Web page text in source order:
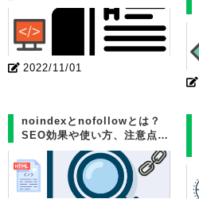
2022/11/01
noindexとnofollowとは？
SEO効果や使い方、注意点…